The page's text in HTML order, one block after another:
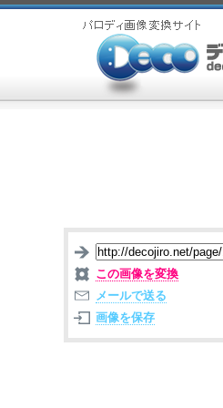
この画像を変換
メールで送る
画像を保存